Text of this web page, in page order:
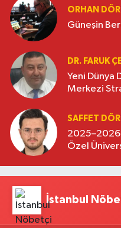
ORHAN
Güneşin
DR. FARUK
Yeni Dünya
Merkezi
SAFFET
2025–2026
Özel
İstanbul